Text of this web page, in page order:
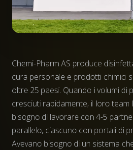
Chemi-Pharm AS produce
cura personale e prodotti chimici
oltre 25 paesi. Quando i volumi di
cresciuti rapidamente, il loro team
bisogno di lavorare con 4-5
parallelo, ciascuno con portali di
Avevano bisogno di un sistema